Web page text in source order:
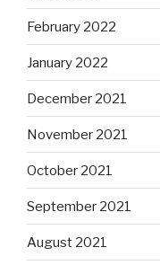
February 2022
January 2022
December 2021
November 2021
October 2021
September 2021
August 2021